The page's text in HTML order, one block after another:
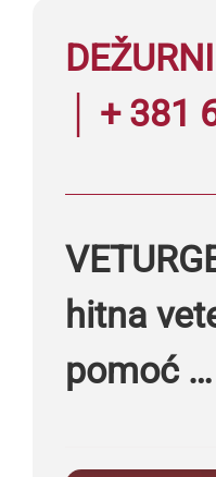
│ + 381
hitna
pomoć …